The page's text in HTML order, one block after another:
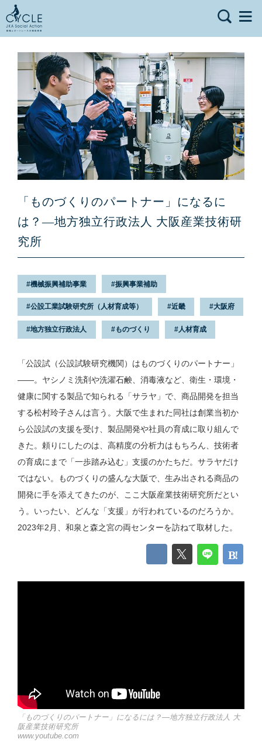
「ものづくりのパートナー」になるに
は？—地方独立行政法人 大阪産業技術研
究所
機械振興補助事業 振興事業補助
公設工業試験研究所（人材育成等） 近畿 大阪府
地方独立行政法人 ものづくり 人材育成
「公設試（公設試験研究機関）はものづくりのパートナー」
——。ヤシノミ洗剤や洗濯石鹸、消毒液など、衛生・環境・
健康に関する製品で知られる「サラヤ」で、商品開発を担当
する松村玲子さんは言う。大阪で生まれた同社は創業当初か
ら公設試の支援を受け、製品開発や社員の育成に取り組んで
きた。頼りにしたのは、高精度の分析力はもちろん、技術者
の育成にまで「一歩踏み込む」支援のかたちだ。サラヤだけ
ではない。ものづくりの盛んな大阪で、生み出される商品の
開発に手を添えてきたのが、ここ大阪産業技術研究所だとい
う。いったい、どんな「支援」が行われているのだろうか。
2023年2月、和泉と森之宮の両センターを訪ねて取材した。
「ものづくりのパートナー」になるには？—地方独立行政法人 大
阪産業技術研究所
www.youtube.com